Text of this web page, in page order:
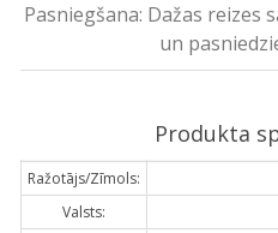
Pasniegšana: Dažas reizes
un
Produkta
Ražotājs/Zīmols:
Valsts: